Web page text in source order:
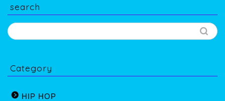
search
Category
HIP HOP